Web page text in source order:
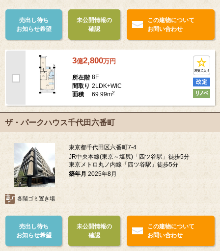
売出し待ち
お知らせ希望
未公開情報の
確認
この建物について
お問い合わせ
3億2,800万円
所在階 8F
間取り 2LDK+WIC
面積
69.99m2
ザ・パークハウス千代田六番町
東京都千代田区六番町7-4
JR中央本線(東京～塩尻)「四ツ谷駅」徒歩5分
東京メトロ丸ノ内線「四ツ谷駅」徒歩5分
築年月 2025年8月
各階ゴミ置き場
売出し待ち
お知らせ希望
未公開情報の
確認
この建物について
お問い合わせ